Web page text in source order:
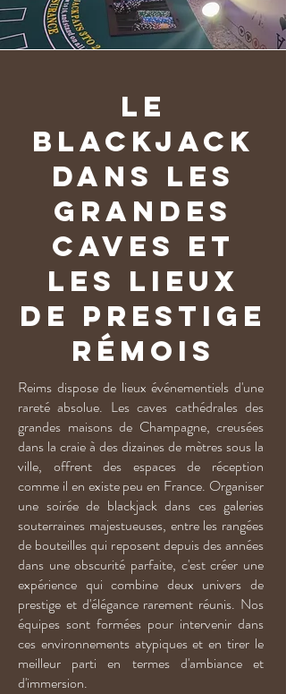
Le
blackjack
dans les
grandes
caves et
les lieux
de prestige
rémois
Reims dispose de lieux événementiels d'une
rareté absolue. Les caves cathédrales des
grandes maisons de Champagne, creusées
dans la craie à des dizaines de mètres sous la
ville, offrent des espaces de réception
comme il en existe peu en France. Organiser
une soirée de blackjack dans ces galeries
souterraines majestueuses, entre les rangées
de bouteilles qui reposent depuis des années
dans une obscurité parfaite, c'est créer une
expérience qui combine deux univers de
prestige et d'élégance rarement réunis. Nos
équipes sont formées pour intervenir dans
ces environnements atypiques et en tirer le
meilleur parti en termes d'ambiance et
d'immersion.